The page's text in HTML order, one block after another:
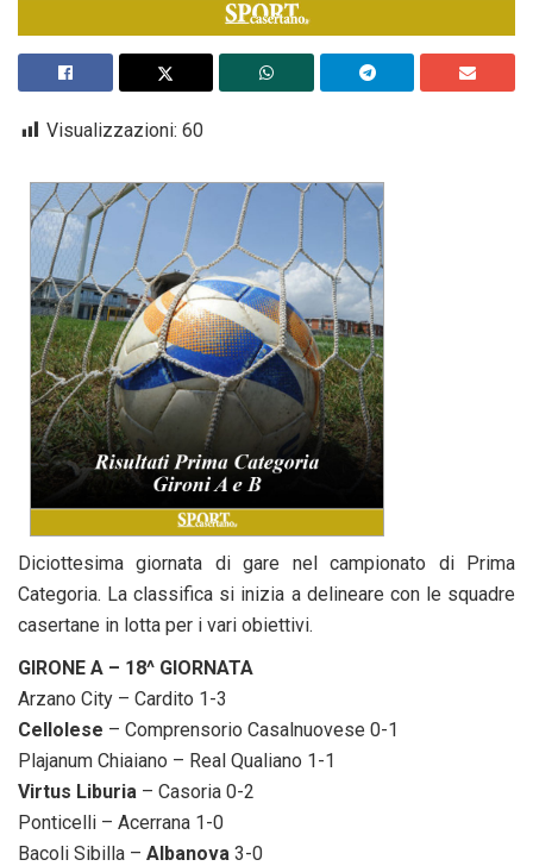
Visualizzazioni: 60
Diciottesima giornata di gare nel campionato di Prima
Categoria. La classifica si inizia a delineare con le squadre
casertane in lotta per i vari obiettivi.
GIRONE A – 18^ GIORNATA
Arzano City – Cardito 1-3
Cellolese – Comprensorio Casalnuovese 0-1
Plajanum Chiaiano – Real Qualiano 1-1
Virtus Liburia – Casoria 0-2
Ponticelli – Acerrana 1-0
Bacoli Sibilla – Albanova 3-0